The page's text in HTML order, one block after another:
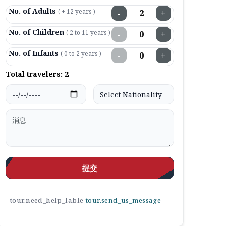
No. of Adults ( + 12 years ) − +
No. of Children ( 2 to 11 years ) − +
No. of Infants ( 0 to 2 years ) − +
Total travelers: 2
提交
tour.need_help_lable tour.send_us_message